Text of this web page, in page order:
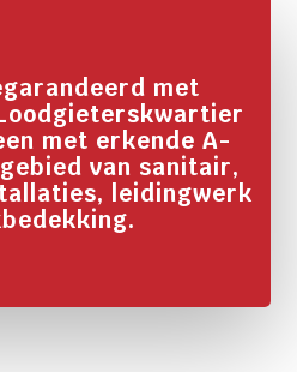
met
met erkende A-
van sanitair,
leidingwerk